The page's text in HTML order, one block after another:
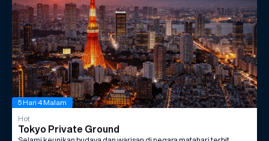
5 Hari 4 Malam
Hot
Tokyo Private Ground